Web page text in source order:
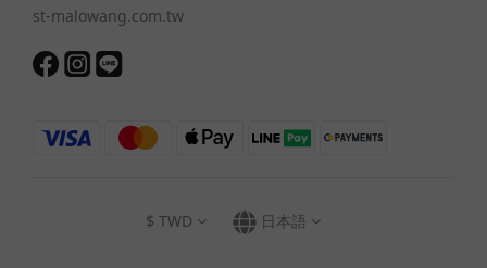
st-malowang.com.tw
$ TWD 日本語